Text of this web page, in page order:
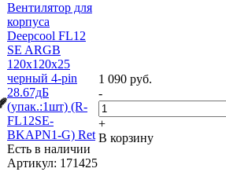
Вентилятор для
корпуса
Deepcool FL12
SE ARGB
120х120x25
черный 4-pin
28.67дБ
(упак.:1шт) (R-
FL12SE-
BKAPN1-G) Ret
Есть в наличии
Артикул: 171425
1 090 руб.
-
+
В корзину